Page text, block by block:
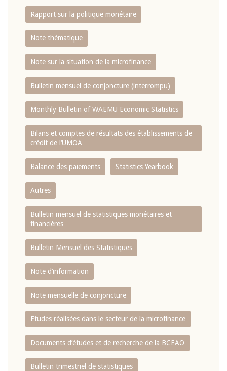
Rapport sur la politique monétaire
Note thématique
Note sur la situation de la microfinance
Bulletin mensuel de conjoncture (interrompu)
Monthly Bulletin of WAEMU Economic Statistics
Bilans et comptes de résultats des établissements de
crédit de l‘UMOA
Balance des paiements Statistics Yearbook
Autres
Bulletin mensuel de statistiques monétaires et
financières
Bulletin Mensuel des Statistiques
Note d’information
Note mensuelle de conjoncture
Etudes réalisées dans le secteur de la microfinance
Documents d’études et de recherche de la BCEAO
Bulletin trimestriel de statistiques